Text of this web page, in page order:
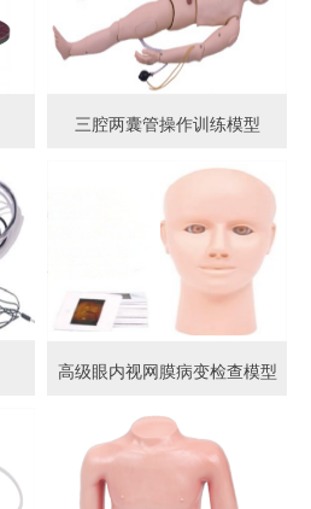
三腔两囊管操作训练模型
高级眼内视网膜病变检查模型